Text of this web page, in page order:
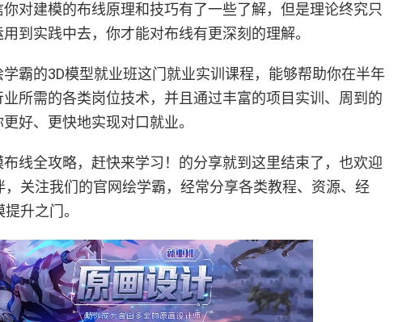
对建模的布线原理和技巧有了一些了解，但是理论终究只
到实践中去，你才能对布线有更深刻的理解。
霸的3D模型就业班这门就业实训课程，能够帮助你在半年
所需的各类岗位技术，并且通过丰富的项目实训、周到的
好、更快地实现对口就业。
线全攻略，赶快来学习！的分享就到这里结束了，也欢迎
关注我们的官网绘学霸，经常分享各类教程、资源、经
升之门。